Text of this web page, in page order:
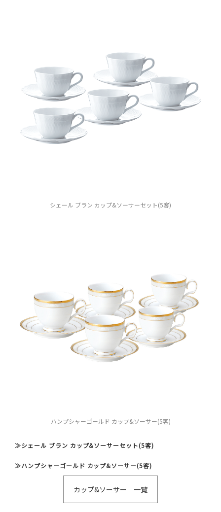
シェール ブラン カップ&ソーサーセット(5客)
ハンプシャーゴールド カップ&ソーサー(5客)
≫シェール ブラン カップ&ソーサーセット(5客)
≫ハンプシャーゴールド カップ&ソーサー(5客)
カップ&ソーサー 一覧